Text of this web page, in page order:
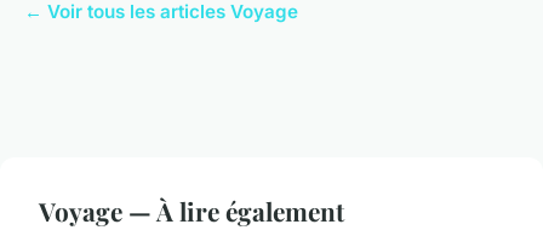
← Voir tous les articles Voyage
Voyage — À lire également